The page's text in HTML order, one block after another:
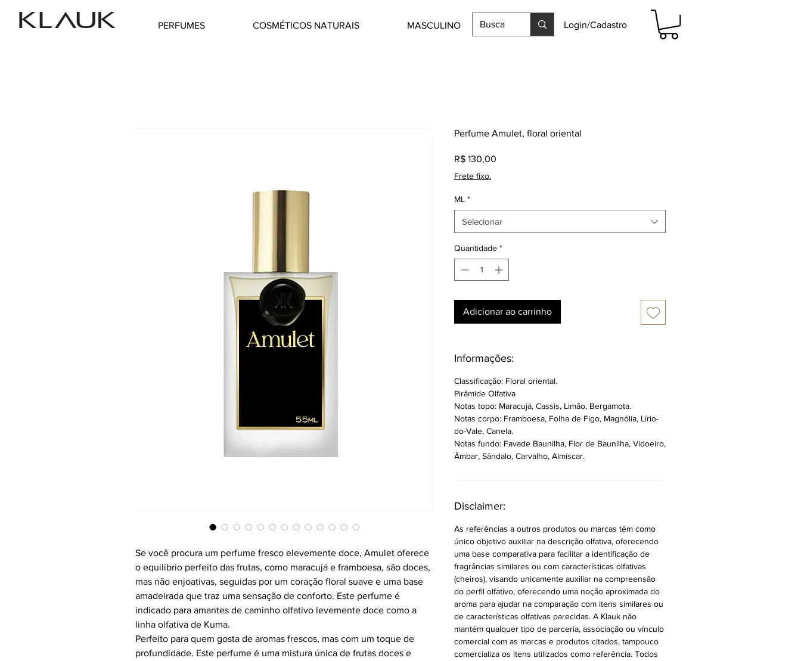
PERFUMES COSMÉTICOS NATURAIS MASCULINO Login/Cadastro
Se você procura um perfume fresco elevemente doce, Amulet oferece
o equilíbrio perfeito das frutas, como maracujá e framboesa, são doces,
mas não enjoativas, seguidas por um coração floral suave e uma base
amadeirada que traz uma sensação de conforto. Este perfume é
indicado para amantes de caminho olfativo levemente doce como a
linha olfativa de Kuma.
Perfeito para quem gosta de aromas frescos, mas com um toque de
profundidade. Este perfume é uma mistura única de frutas doces e
Perfume Amulet, floral oriental
R$ 130,00
Frete fixo.
ML *
Selecionar
Quantidade *
Adicionar ao carrinho
Informações:
Classificação: Floral oriental.
Pirâmide Olfativa
Notas topo: Maracujá, Cassis, Limão, Bergamota.
Notas corpo: Framboesa, Folha de Figo, Magnólia, Lírio-
do-Vale, Canela.
Notas fundo: Favade Baunilha, Flor de Baunilha, Vidoeiro,
Âmbar, Sândalo, Carvalho, Almíscar.
Disclaimer:
As referências a outros produtos ou marcas têm como
único objetivo auxiliar na descrição olfativa, oferecendo
uma base comparativa para facilitar a identificação de
fragrâncias similares ou com características olfativas
(cheiros), visando unicamente auxiliar na compreensão
do perfil olfativo, oferecendo uma noção aproximada do
aroma para ajudar na comparação com itens similares ou
de características olfativas parecidas. A Klauk não
mantém qualquer tipo de parceria, associação ou vínculo
comercial com as marcas e produtos citados, tampouco
comercializa os itens utilizados como referência. Todos